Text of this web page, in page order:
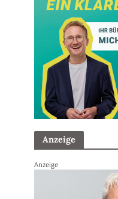
Anzeige
Anzeige